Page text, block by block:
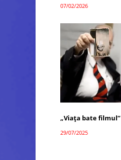
07/02/2026
„Viața bate filmul”
29/07/2025